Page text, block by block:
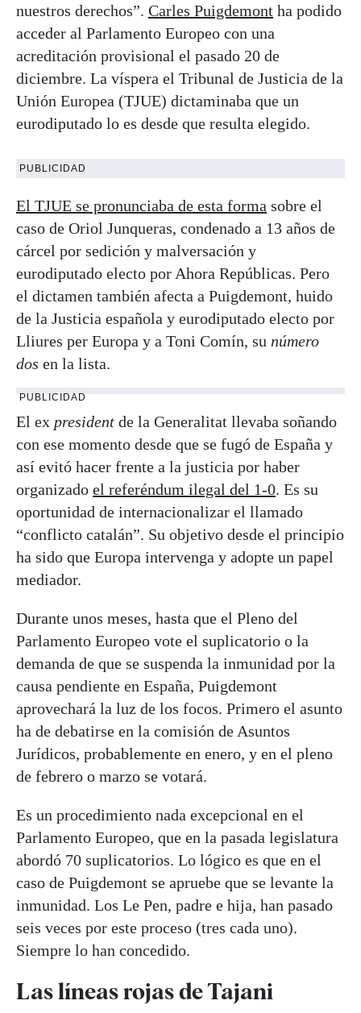
nuestros derechos”. Carles Puigdemont ha podido
acceder al Parlamento Europeo con una
acreditación provisional el pasado 20 de
diciembre. La víspera el Tribunal de Justicia de la
Unión Europea (TJUE) dictaminaba que un
eurodiputado lo es desde que resulta elegido.
PUBLICIDAD
El TJUE se pronunciaba de esta forma sobre el
caso de Oriol Junqueras, condenado a 13 años de
cárcel por sedición y malversación y
eurodiputado electo por Ahora Repúblicas. Pero
el dictamen también afecta a Puigdemont, huido
de la Justicia española y eurodiputado electo por
Lliures per Europa y a Toni Comín, su número
dos en la lista.
PUBLICIDAD
El ex president de la Generalitat llevaba soñando
con ese momento desde que se fugó de España y
así evitó hacer frente a la justicia por haber
organizado el referéndum ilegal del 1-0. Es su
oportunidad de internacionalizar el llamado
“conflicto catalán”. Su objetivo desde el principio
ha sido que Europa intervenga y adopte un papel
mediador.
Durante unos meses, hasta que el Pleno del
Parlamento Europeo vote el suplicatorio o la
demanda de que se suspenda la inmunidad por la
causa pendiente en España, Puigdemont
aprovechará la luz de los focos. Primero el asunto
ha de debatirse en la comisión de Asuntos
Jurídicos, probablemente en enero, y en el pleno
de febrero o marzo se votará.
Es un procedimiento nada excepcional en el
Parlamento Europeo, que en la pasada legislatura
abordó 70 suplicatorios. Lo lógico es que en el
caso de Puigdemont se apruebe que se levante la
inmunidad. Los Le Pen, padre e hija, han pasado
seis veces por este proceso (tres cada uno).
Siempre lo han concedido.
Las líneas rojas de Tajani